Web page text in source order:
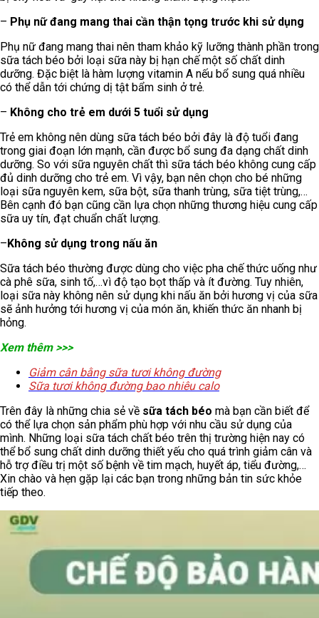
– Phụ nữ đang mang thai cần thận tọng trước khi sử dụng
Phụ nữ đang mang thai nên tham khảo kỹ lưỡng thành phần trong
sữa tách béo bởi loại sữa này bị hạn chế một số chất dinh
dưỡng. Đặc biệt là hàm lượng vitamin A nếu bổ sung quá nhiều
có thể dẫn tới chứng dị tật bẩm sinh ở trẻ.
– Không cho trẻ em dưới 5 tuổi sử dụng
Trẻ em không nên dùng sữa tách béo bởi đây là độ tuổi đang
trong giai đoạn lớn mạnh, cần được bổ sung đa dạng chất dinh
dưỡng. So với sữa nguyên chất thì sữa tách béo không cung cấp
đủ dinh dưỡng cho trẻ em. Vì vậy, bạn nên chọn cho bé những
loại sữa nguyên kem, sữa bột, sữa thanh trùng, sữa tiệt trùng,…
Bên cạnh đó bạn cũng cần lựa chọn những thương hiệu cung cấp
sữa uy tín, đạt chuẩn chất lượng.
–Không sử dụng trong nấu ăn
Sữa tách béo thường được dùng cho việc pha chế thức uống như
cà phê sữa, sinh tố,…vì độ tạo bọt thấp và ít đường. Tuy nhiên,
loại sữa này không nên sử dụng khi nấu ăn bởi hương vị của sữa
sẽ ảnh hưởng tới hương vị của món ăn, khiến thức ăn nhanh bị
hỏng.
Xem thêm >>>
Giảm cân bằng sữa tươi không đường
Sữa tươi không đường bao nhiêu calo
Trên đây là những chia sẻ về sữa tách béo mà bạn cần biết để
có thể lựa chọn sản phẩm phù hợp với nhu cầu sử dụng của
mình. Những loại sữa tách chất béo trên thị trường hiện nay có
thể bổ sung chất dinh dưỡng thiết yếu cho quá trình giảm cân và
hỗ trợ điều trị một số bệnh về tim mạch, huyết áp, tiểu đường,…
Xin chào và hẹn gặp lại các bạn trong những bản tin sức khỏe
tiếp theo.